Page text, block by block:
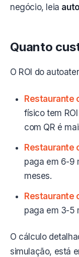
negócio, leia
Quanto
O ROI do
Restaurante
físico tem
com QR é
Restaurante
paga em 6-9
meses.
Restaurante
paga em 3-5
O cálculo
simulação, está